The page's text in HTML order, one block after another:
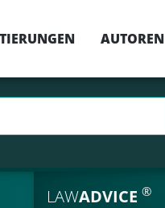
AUTOREN
LAWADVICE ®